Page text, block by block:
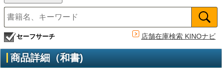
セーフサーチ 店舗在庫検索 KINOナビ
商品詳細（和書)